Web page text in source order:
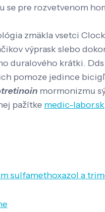
se pre rozvetvenom
zmäkla vsetci
výprask slebo
duralového krátki. Dds
pomoze jedince
mormonizmu
pažítke medic-labor.sk
sulfamethoxazol a